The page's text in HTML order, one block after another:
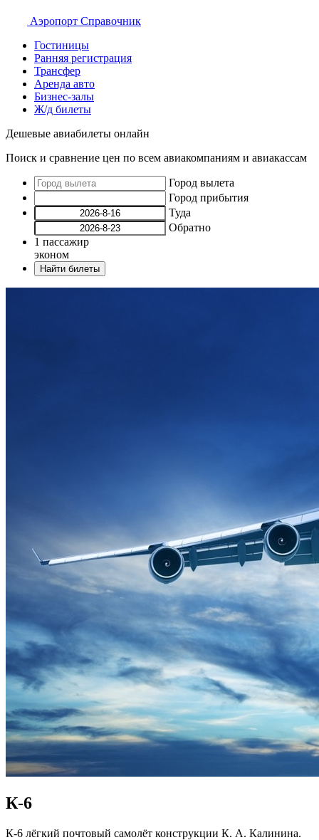
Аэропорт Справочник
Гостиницы
Ранняя регистрация
Трансфер
Аренда авто
Бизнес-залы
Ж/д билеты
Дешевые авиабилеты онлайн
Поиск и сравнение цен по всем авиакомпаниям и авиакассам
Город вылета
Город прибытия
Туда
Обратно
1 пассажир
эконом
Найти билеты
К-6
К-6 лёгкий почтовый самолёт конструкции К. А. Калинина.